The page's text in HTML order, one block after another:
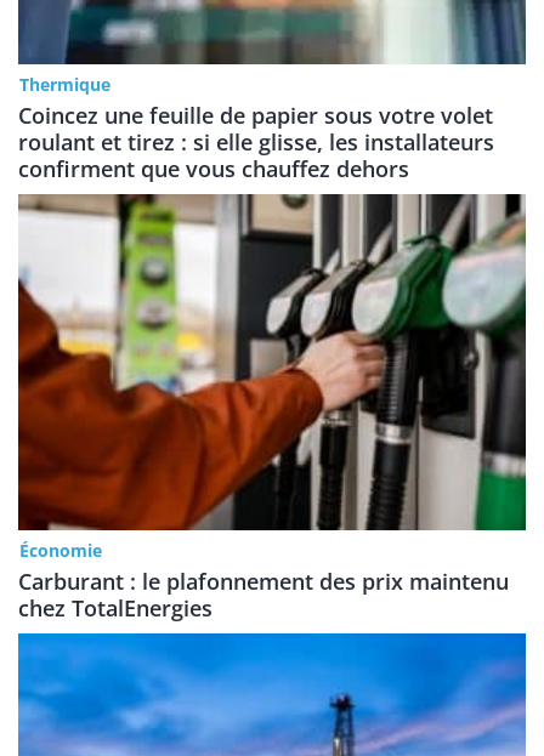
Thermique
Coincez une feuille de papier sous votre volet
roulant et tirez : si elle glisse, les installateurs
confirment que vous chauffez dehors
Économie
Carburant : le plafonnement des prix maintenu
chez TotalEnergies